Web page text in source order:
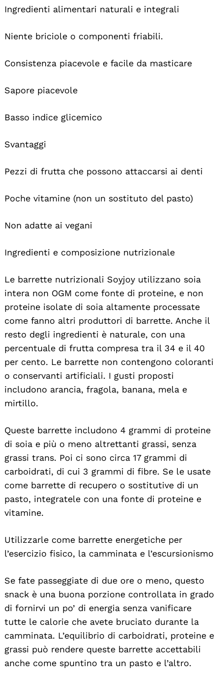
Ingredienti alimentari naturali e integrali
Niente briciole o componenti friabili.
Consistenza piacevole e facile da masticare
Sapore piacevole
Basso indice glicemico
Svantaggi
Pezzi di frutta che possono attaccarsi ai denti
Poche vitamine (non un sostituto del pasto)
Non adatte ai vegani
Ingredienti e composizione nutrizionale
Le barrette nutrizionali Soyjoy utilizzano soia
intera non OGM come fonte di proteine, e non
proteine isolate di soia altamente processate
come fanno altri produttori di barrette. Anche il
resto degli ingredienti è naturale, con una
percentuale di frutta compresa tra il 34 e il 40
per cento. Le barrette non contengono coloranti
o conservanti artificiali. I gusti proposti
includono arancia, fragola, banana, mela e
mirtillo.
Queste barrette includono 4 grammi di proteine
di soia e più o meno altrettanti grassi, senza
grassi trans. Poi ci sono circa 17 grammi di
carboidrati, di cui 3 grammi di fibre. Se le usate
come barrette di recupero o sostitutive di un
pasto, integratele con una fonte di proteine e
vitamine.
Utilizzarle come barrette energetiche per
l’esercizio fisico, la camminata e l’escursionismo
Se fate passeggiate di due ore o meno, questo
snack è una buona porzione controllata in grado
di fornirvi un po’ di energia senza vanificare
tutte le calorie che avete bruciato durante la
camminata. L’equilibrio di carboidrati, proteine e
grassi può rendere queste barrette accettabili
anche come spuntino tra un pasto e l’altro.
Search
For: